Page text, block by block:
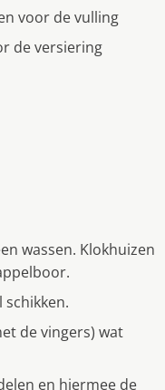
voor de vulling
de versiering
wassen. Klokhuizen
schikken.
de vingers) wat
en hiermee de